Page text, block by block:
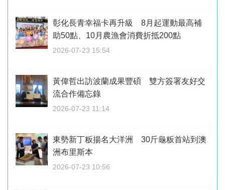
彰化長青幸福卡再升級 8月起運動最高補
助50點、10月農漁會消費折抵200點
2026-07-23 15:54
黃偉哲出訪波蘭成果豐碩 雙方簽署友好交
流合作備忘錄
2026-07-23 11:14
東勢新丁粄揚名大洋洲 30斤龜粄首站到澳
洲布里斯本
2026-07-23 10:56